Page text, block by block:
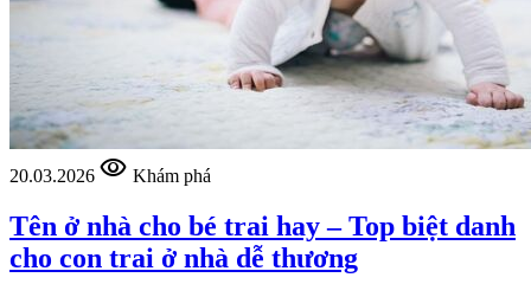
20.03.2026 visibility Khám phá
Tên ở nhà cho bé trai hay – Top biệt danh
cho con trai ở nhà dễ thương